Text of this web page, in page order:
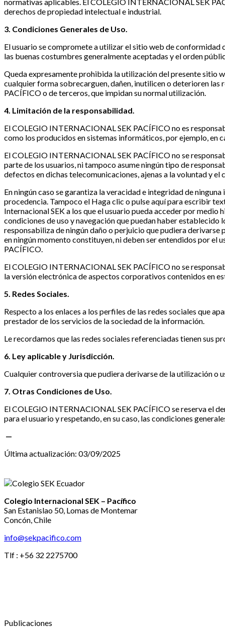
derechos de propiedad intelectual e industrial.
3. Condiciones Generales de Uso.
El usuario se compromete a utilizar el sitio web de conformidad
las buenas costumbres generalmente aceptadas y el orden
Queda expresamente prohibida la utilización del presente sitio
cualquier forma sobrecarguen, dañen, inutilicen o deterioren
PACÍFICO o de terceros, que impidan su normal utilización.
4. Limitación de la responsabilidad.
El COLEGIO INTERNACIONAL SEK PACÍFICO no es
como los producidos en sistemas informáticos, por ejemplo, en
El COLEGIO INTERNACIONAL SEK PACÍFICO no se
parte de los usuarios, ni tampoco asume ningún tipo de
defectos en dichas telecomunicaciones, ajenas a la voluntad y
En ningún caso se garantiza la veracidad e integridad de
procedencia. Tampoco el Haga clic o pulse aquí para escribir
Internacional SEK a los que el usuario pueda acceder por
condiciones de uso y navegación que puedan haber
responsabiliza de ningún daño o perjuicio que pudiera derivarse
en ningún momento constituyen, ni deben ser entendidos por
PACÍFICO.
El COLEGIO INTERNACIONAL SEK PACÍFICO no se
la versión electrónica de aspectos corporativos contenidos en
5. Redes Sociales.
Respecto a los enlaces a los perfiles de las redes sociales que
prestador de los servicios de la sociedad de la información.
Le recordamos que las redes sociales referenciadas tienen sus
6. Ley aplicable y Jurisdicción.
Cualquier controversia que pudiera derivarse de la utilización o
7. Otras Condiciones de Uso.
El COLEGIO INTERNACIONAL SEK PACÍFICO se reserva el
para el usuario y respetando, en su caso, las condiciones
—
Última actualización: 03/09/2025
Colegio Internacional SEK – Pacífico
San Estanislao 50, Lomas de Montemar
Concón, Chile
info@sekpacifico.com
Tlf : +56 32 2275700
Publicaciones